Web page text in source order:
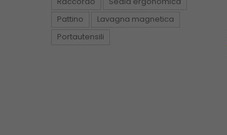
Pattino
Lavagna magnetica
Portautensili